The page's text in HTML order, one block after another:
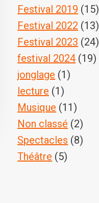
Festival 2019 (15)
Festival 2022 (13)
Festival 2023 (24)
festival 2024 (19)
jonglage (1)
lecture (1)
Musique (11)
Non classé (2)
Spectacles (8)
Théâtre (5)